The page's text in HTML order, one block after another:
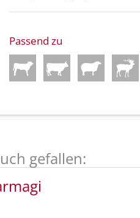
Passend zu
gefallen: